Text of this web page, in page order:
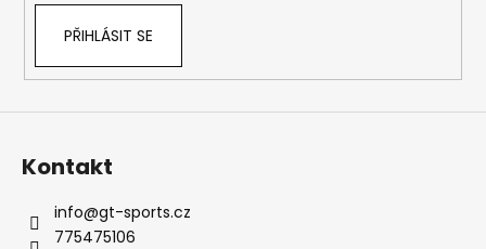
PŘIHLÁSIT SE
Kontakt
info@gt-sports.cz
775475106